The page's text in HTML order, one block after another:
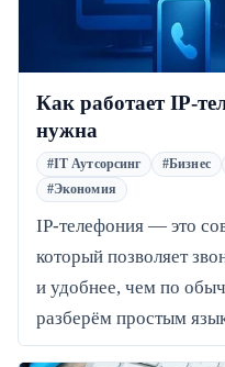
Как работает IP-
нужна
#IT Аутсорсинг #Бизнес
#Экономия
IP-телефония — это
который позволяет
и удобнее, чем по
разберём простым